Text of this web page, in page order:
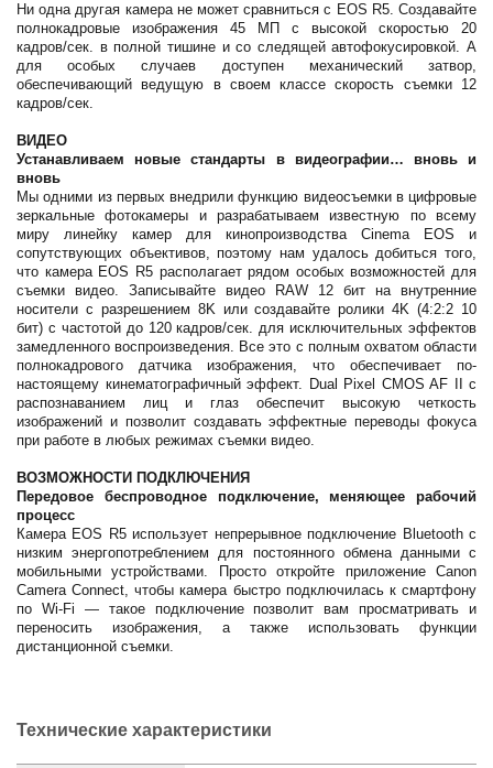
Ни одна другая камера не может сравниться с EOS R5. Создавайте
полнокадровые изображения 45 МП с высокой скоростью 20
кадров/сек. в полной тишине и со следящей автофокусировкой. А
для особых случаев доступен механический затвор,
обеспечивающий ведущую в своем классе скорость съемки 12
кадров/сек.
ВИДЕО
Устанавливаем новые стандарты в видеографии… вновь и
вновь
Мы одними из первых внедрили функцию видеосъемки в цифровые
зеркальные фотокамеры и разрабатываем известную по всему
миру линейку камер для кинопроизводства Cinema EOS и
сопутствующих объективов, поэтому нам удалось добиться того,
что камера EOS R5 располагает рядом особых возможностей для
съемки видео. Записывайте видео RAW 12 бит на внутренние
носители с разрешением 8K или создавайте ролики 4K (4:2:2 10
бит) с частотой до 120 кадров/сек. для исключительных эффектов
замедленного воспроизведения. Все это с полным охватом области
полнокадрового датчика изображения, что обеспечивает по-
настоящему кинематографичный эффект. Dual Pixel CMOS AF II с
распознаванием лиц и глаз обеспечит высокую четкость
изображений и позволит создавать эффектные переводы фокуса
при работе в любых режимах съемки видео.
ВОЗМОЖНОСТИ ПОДКЛЮЧЕНИЯ
Передовое беспроводное подключение, меняющее рабочий
процесс
Камера EOS R5 использует непрерывное подключение Bluetooth с
низким энергопотреблением для постоянного обмена данными с
мобильными устройствами. Просто откройте приложение Canon
Camera Connect, чтобы камера быстро подключилась к смартфону
по Wi-Fi — такое подключение позволит вам просматривать и
переносить изображения, а также использовать функции
дистанционной съемки.
Технические характеристики